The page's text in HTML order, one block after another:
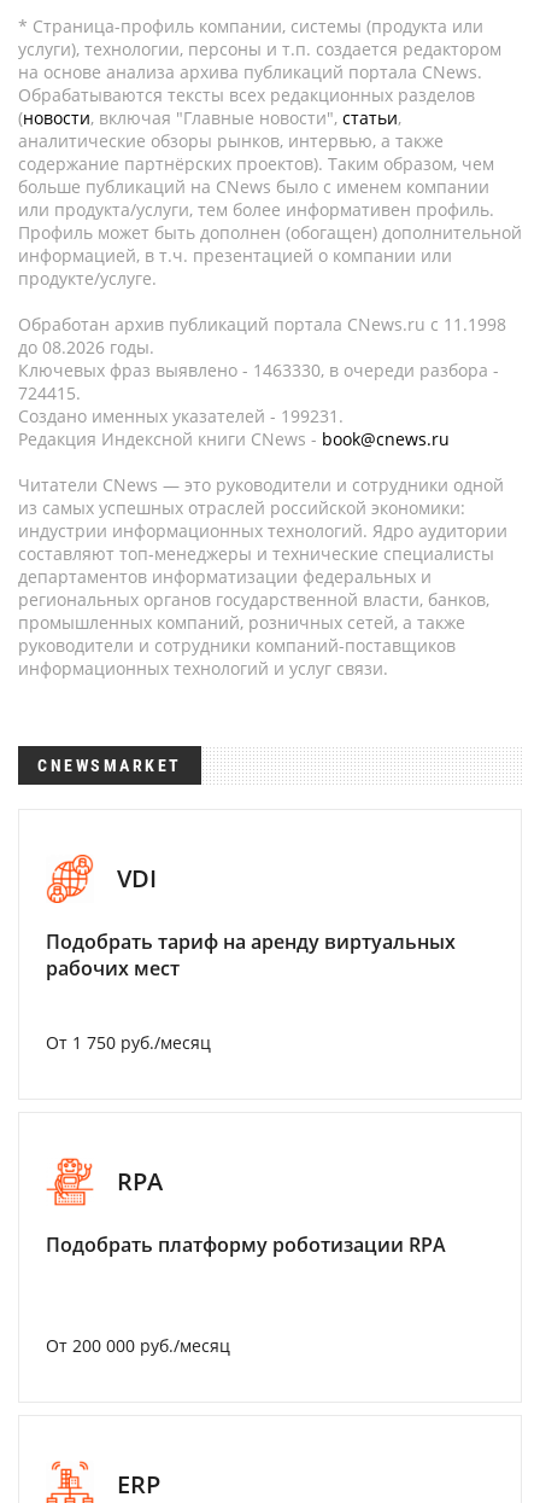
* Страница-профиль компании, системы (продукта или
услуги), технологии, персоны и т.п. создается редактором
на основе анализа архива публикаций портала CNews.
Обрабатываются тексты всех редакционных разделов
(новости, включая "Главные новости", статьи,
аналитические обзоры рынков, интервью, а также
содержание партнёрских проектов). Таким образом, чем
больше публикаций на CNews было с именем компании
или продукта/услуги, тем более информативен профиль.
Профиль может быть дополнен (обогащен) дополнительной
информацией, в т.ч. презентацией о компании или
продукте/услуге.
Обработан архив публикаций портала CNews.ru c 11.1998
до 08.2026 годы.
Ключевых фраз выявлено - 1463330, в очереди разбора -
724415.
Создано именных указателей - 199231.
Редакция Индексной книги CNews - book@cnews.ru
Читатели CNews — это руководители и сотрудники одной
из самых успешных отраслей российской экономики:
индустрии информационных технологий. Ядро аудитории
составляют топ-менеджеры и технические специалисты
департаментов информатизации федеральных и
региональных органов государственной власти, банков,
промышленных компаний, розничных сетей, а также
руководители и сотрудники компаний-поставщиков
информационных технологий и услуг связи.
CNEWSMARKET
VDI
Подобрать тариф на аренду виртуальных
рабочих мест
От 1 750 руб./месяц
RPA
Подобрать платформу роботизации RPA
От 200 000 руб./месяц
ERP